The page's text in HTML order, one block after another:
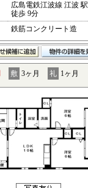
広島電鉄江波線 江波 駅
徒歩 9分
鉄筋コンクリート造
敷 3ヶ月 礼 1ヶ月